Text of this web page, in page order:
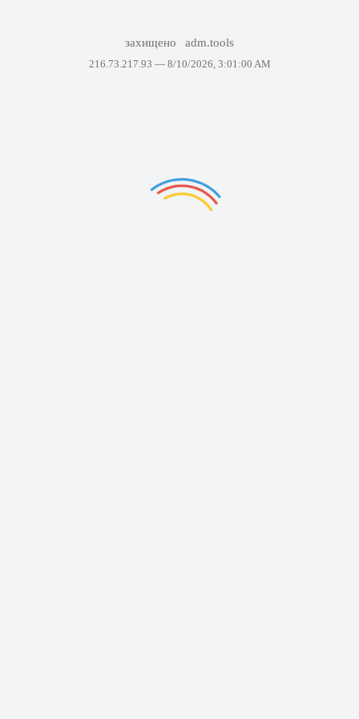
захищено adm.tools
216.73.217.93 — 8/10/2026, 3:01:00 AM